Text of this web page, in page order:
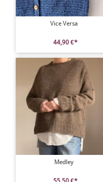
Vice Versa
44,90 €*
Medley